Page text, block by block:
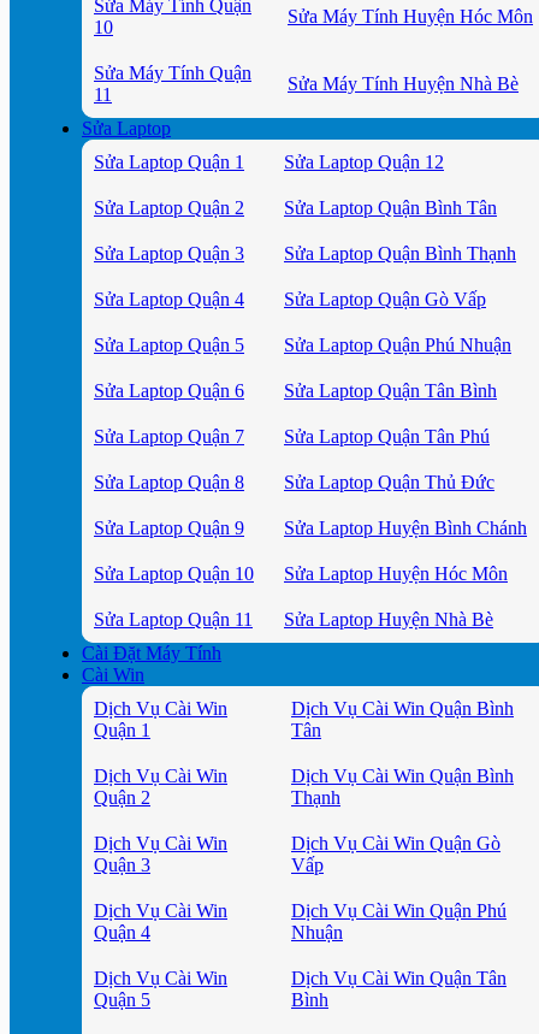
Sửa Máy Tính Quận
10
Sửa Máy Tính Huyện Hóc Môn
Sửa Máy Tính Quận
11
Sửa Máy Tính Huyện Nhà Bè
Sửa Laptop
Sửa Laptop Quận 1
Sửa Laptop Quận 12
Sửa Laptop Quận 2 Sửa Laptop Quận Bình Tân
Sửa Laptop Quận 3 Sửa Laptop Quận Bình Thạnh
Sửa Laptop Quận 4 Sửa Laptop Quận Gò Vấp
Sửa Laptop Quận 5 Sửa Laptop Quận Phú Nhuận
Sửa Laptop Quận 6 Sửa Laptop Quận Tân Bình
Sửa Laptop Quận 7 Sửa Laptop Quận Tân Phú
Sửa Laptop Quận 8 Sửa Laptop Quận Thủ Đức
Sửa Laptop Quận 9 Sửa Laptop Huyện Bình Chánh
Sửa Laptop Quận 10 Sửa Laptop Huyện Hóc Môn
Sửa Laptop Quận 11
Sửa Laptop Huyện Nhà Bè
Cài Đặt Máy Tính
Cài Win
Dịch Vụ Cài Win
Quận 1
Dịch Vụ Cài Win Quận Bình
Tân
Dịch Vụ Cài Win
Quận 2
Dịch Vụ Cài Win Quận Bình
Thạnh
Dịch Vụ Cài Win
Quận 3
Dịch Vụ Cài Win Quận Gò
Vấp
Dịch Vụ Cài Win
Quận 4
Dịch Vụ Cài Win Quận Phú
Nhuận
Dịch Vụ Cài Win
Quận 5
Dịch Vụ Cài Win Quận Tân
Bình